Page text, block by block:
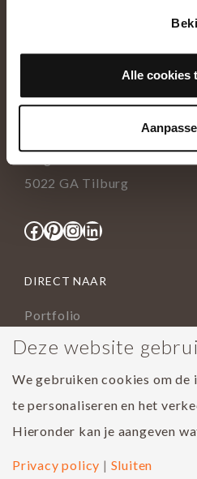
Alle cookies
NEEM CONTACT OP
+31(0)13 5362828
5022 GA Tilburg
Facebook
Pinterest
Instagram
LinkedIn
DIRECT NAAR
Portfolio
Assortiment
Houtsoorten
Populairste project 2023
Deze website
We gebruiken cookies om de
te personaliseren en het
Hieronder kan je aangeven
Privacy policy | Sluiten